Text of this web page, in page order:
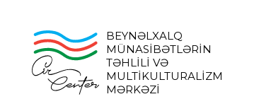
BEYNƏLXALQ
MÜNASİBƏTLƏRİN
TƏHLİLİ VƏ
MULTİKULTURALİZM
MƏRKƏZİ